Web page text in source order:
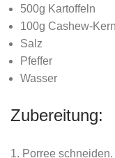
500g Kartoffeln
100g Cashew-
Salz
Pfeffer
Wasser
Zubereitung:
1. Porree